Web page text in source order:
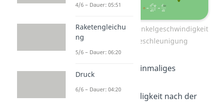
Zusammenhang Winkelgeschwindigkeit
und Winkelbeschleunigung
Durch weiteres einmaliges
Winkelgeschwindigkeit nach der
4/6 – Dauer: 05:51
Raketengleichu
ng
5/6 – Dauer: 06:20
Druck
6/6 – Dauer: 04:20